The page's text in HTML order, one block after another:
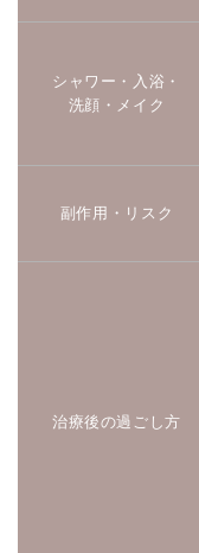
シャワー・入浴・
洗顔・メイク
副作用・リスク
治療後の過ごし方